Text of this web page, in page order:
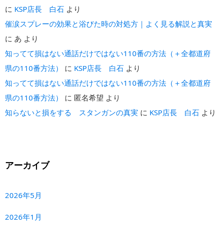
に KSP店長 白石 より
催涙スプレーの効果と浴びた時の対処方｜よく見る解説と真実
に あ より
知ってて損はない通話だけではない110番の方法（＋全都道府
県の110番方法）
に KSP店長 白石 より
知ってて損はない通話だけではない110番の方法（＋全都道府
県の110番方法）
に 匿名希望 より
知らないと損をする スタンガンの真実 に KSP店長 白石 より
アーカイブ
2026年5月
2026年1月